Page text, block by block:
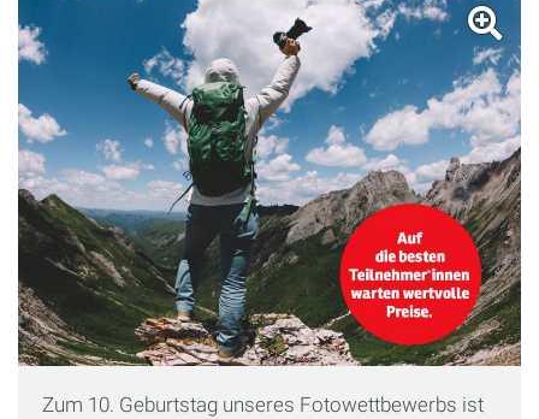
Zum 10. Geburtstag unseres Fotowettbewerbs ist